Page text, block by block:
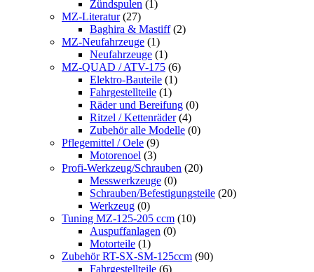
Zündspulen (1)
MZ-Literatur (27)
Baghira & Mastiff (2)
MZ-Neufahrzeuge (1)
Neufahrzeuge (1)
MZ-QUAD / ATV-175 (6)
Elektro-Bauteile (1)
Fahrgestellteile (1)
Räder und Bereifung (0)
Ritzel / Kettenräder (4)
Zubehör alle Modelle (0)
Pflegemittel / Oele (9)
Motorenoel (3)
Profi-Werkzeug/Schrauben (20)
Messwerkzeuge (0)
Schrauben/Befestigungsteile (20)
Werkzeug (0)
Tuning MZ-125-205 ccm (10)
Auspuffanlagen (0)
Motorteile (1)
Zubehör RT-SX-SM-125ccm (90)
Fahrgestellteile (6)